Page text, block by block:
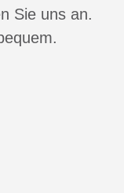
Sie uns an.